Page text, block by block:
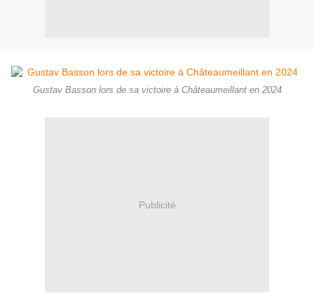
Gustav Basson lors de sa victoire à Châteaumeillant en 2024
Publicité